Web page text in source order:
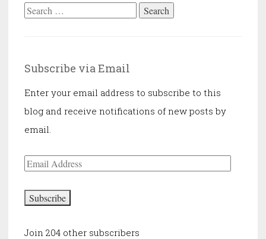
Search
Subscribe via Email
Enter your email address to subscribe to this
blog and receive notifications of new posts by
email.
Email
Subscribe
Join 204 other subscribers